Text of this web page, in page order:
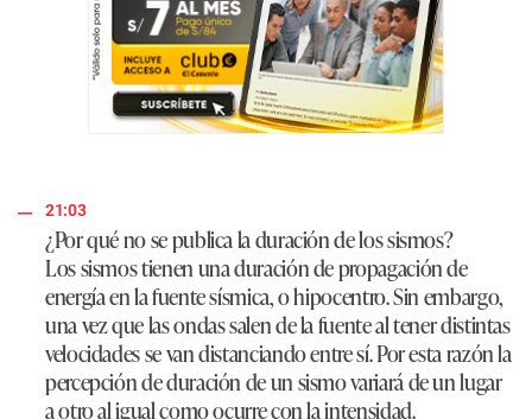
21:03
¿Por qué no se publica la duración de los sismos?
Los sismos tienen una duración de propagación de
energía en la fuente sísmica, o hipocentro. Sin embargo,
una vez que las ondas salen de la fuente al tener distintas
velocidades se van distanciando entre sí. Por esta razón la
percepción de duración de un sismo variará de un lugar
a otro al igual como ocurre con la intensidad.